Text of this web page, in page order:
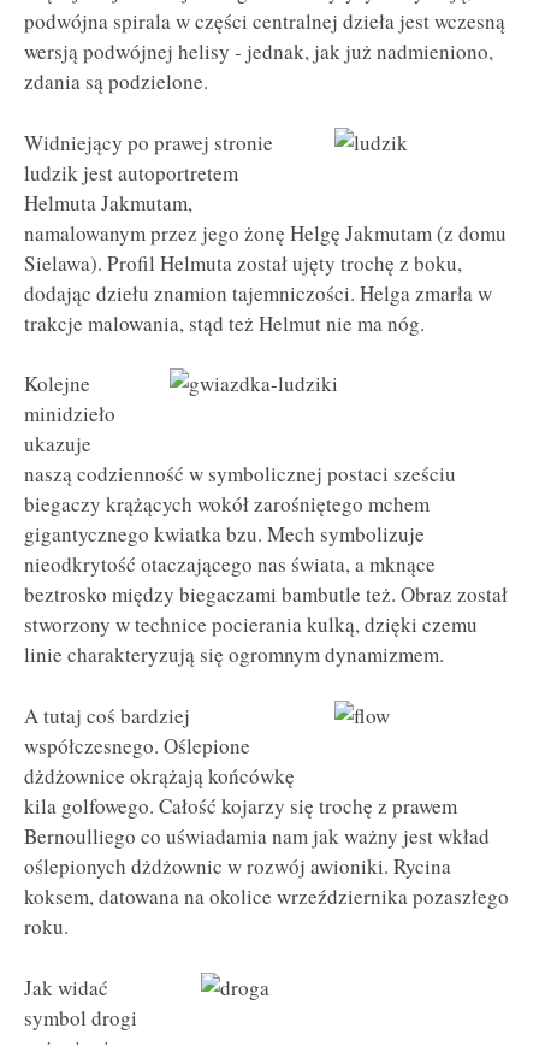
podwójna spirala w części centralnej dzieła jest wczesną
wersją podwójnej helisy - jednak, jak już nadmieniono,
zdania są podzielone.
Widniejący po prawej stronie
ludzik jest autoportretem
Helmuta Jakmutam,
namalowanym przez jego żonę Helgę Jakmutam (z domu
Sielawa). Profil Helmuta został ujęty trochę z boku,
dodając dziełu znamion tajemniczości. Helga zmarła w
trakcje malowania, stąd też Helmut nie ma nóg.
Kolejne
minidzieło
ukazuje
naszą codzienność w symbolicznej postaci sześciu
biegaczy krążących wokół zarośniętego mchem
gigantycznego kwiatka bzu. Mech symbolizuje
nieodkrytość otaczającego nas świata, a mknące
beztrosko między biegaczami bambutle też. Obraz został
stworzony w technice pocierania kulką, dzięki czemu
linie charakteryzują się ogromnym dynamizmem.
A tutaj coś bardziej
współczesnego. Oślepione
dżdżownice okrążają końcówkę
kila golfowego. Całość kojarzy się trochę z prawem
Bernoulliego co uświadamia nam jak ważny jest wkład
oślepionych dżdżownic w rozwój awioniki. Rycina
koksem, datowana na okolice wrzeździernika pozaszłego
roku.
Jak widać
symbol drogi